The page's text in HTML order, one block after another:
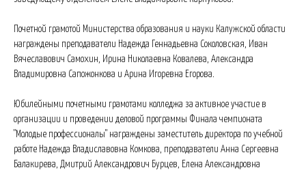
Почетной грамотой Министерства образования и науки Калужской области
награждены преподаватели Надежда Геннадьевна Соколовская, Иван
Вячеславович Самохин, Ирина Николаевна Ковалева, Александра
Владимировна Сапожонкова и Арина Игоревна Егорова.
Юбилейными почетными грамотами колледжа за активное участие в
организации и проведении деловой программы Финала чемпионата
"Молодые профессионалы" награждены заместитель директора по учебной
работе Надежда Владиславовна Комкова, преподаватели Анна Сергеевна
Балакирева, Дмитрий Александрович Бурцев, Елена Александровна